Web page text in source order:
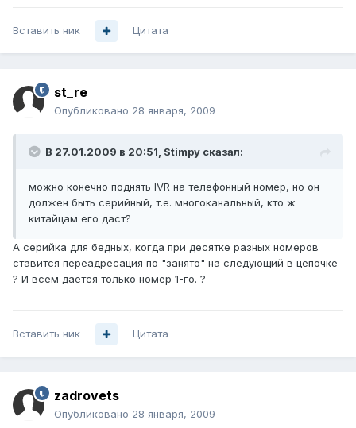
Вставить ник Цитата
st_re
Опубликовано 28 января, 2009
В 27.01.2009 в 20:51, Stimpy сказал:
можно конечно поднять IVR на телефонный номер, но он
должен быть серийный, т.е. многоканальный, кто ж
китайцам его даст?
А серийка для бедных, когда при десятке разных номеров
ставится переадресация по "занято" на следующий в цепочке
? И всем дается только номер 1-го. ?
Вставить ник Цитата
zadrovets
Опубликовано 28 января, 2009